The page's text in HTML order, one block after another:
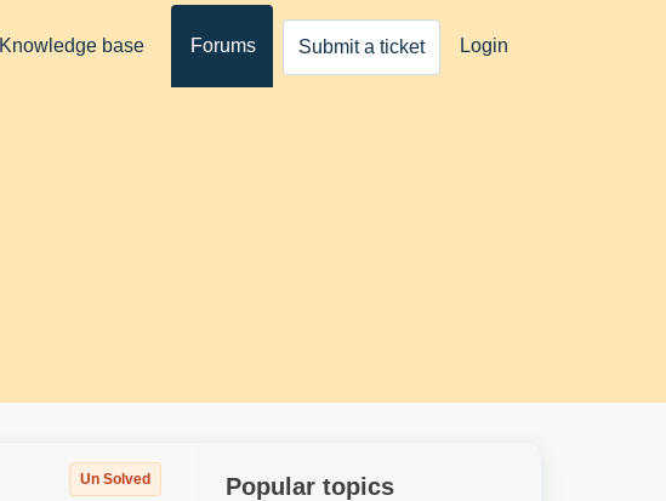
Knowledge base Forums Submit a ticket Login
Un Solved Popular topics